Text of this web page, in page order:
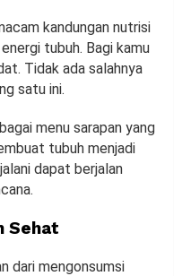
kandungan nutrisi
tubuh. Bagi kamu
Tidak ada salahnya
satu ini.
menu sarapan yang
tubuh menjadi
dapat berjalan
Sehat
dari mengonsumsi